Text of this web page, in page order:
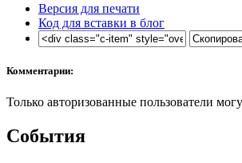
Версия для печати
Код для вставки в блог
Комментарии:
Только авторизованные пользователи
События